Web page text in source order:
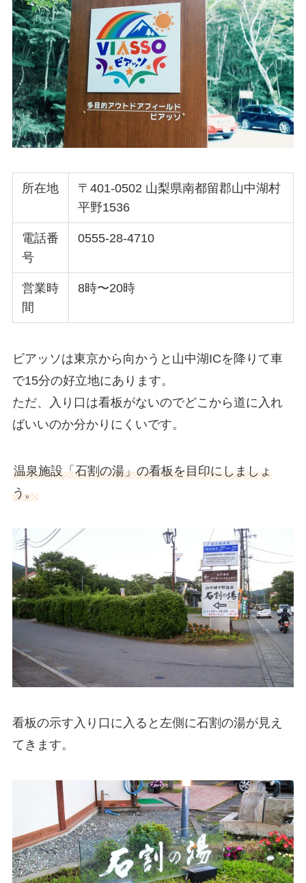
所在地
〒401-0502 山梨県南都留郡山中湖村
平野1536
電話番
号
0555-28-4710
営業時
間
8時〜20時
ビアッソは東京から向かうと山中湖ICを降りて車
で15分の好立地にあります。
ただ、入り口は看板がないのでどこから道に入れ
ばいいのか分かりにくいです。
温泉施設「石割の湯」の看板を目印にしましょ
う。
看板の示す入り口に入ると左側に石割の湯が見え
てきます。